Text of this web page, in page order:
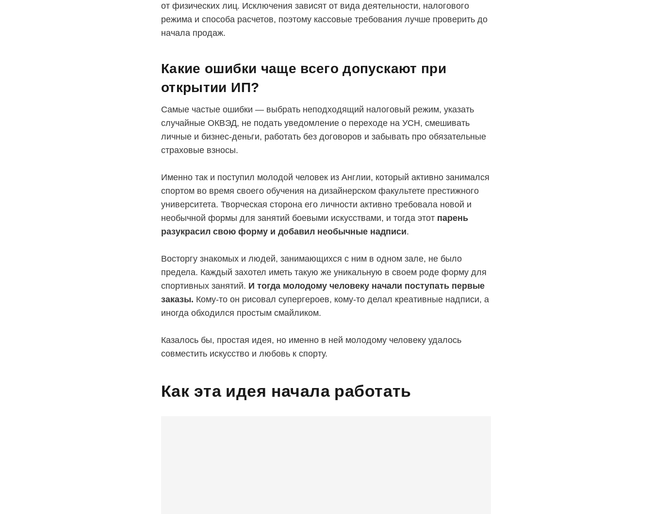
от физических лиц. Исключения зависят от вида деятельности, налогового
режима и способа расчетов, поэтому кассовые требования лучше проверить до
начала продаж.
Какие ошибки чаще всего допускают при
открытии ИП?
Самые частые ошибки — выбрать неподходящий налоговый режим, указать
случайные ОКВЭД, не подать уведомление о переходе на УСН, смешивать
личные и бизнес-деньги, работать без договоров и забывать про обязательные
страховые взносы.
Именно так и поступил молодой человек из Англии, который активно занимался
спортом во время своего обучения на дизайнерском факультете престижного
университета. Творческая сторона его личности активно требовала новой и
необычной формы для занятий боевыми искусствами, и тогда этот парень
разукрасил свою форму и добавил необычные надписи.
Восторгу знакомых и людей, занимающихся с ним в одном зале, не было
предела. Каждый захотел иметь такую же уникальную в своем роде форму для
спортивных занятий. И тогда молодому человеку начали поступать первые
заказы. Кому-то он рисовал супергероев, кому-то делал креативные надписи, а
иногда обходился простым смайликом.
Казалось бы, простая идея, но именно в ней молодому человеку удалось
совместить искусство и любовь к спорту.
Как эта идея начала работать